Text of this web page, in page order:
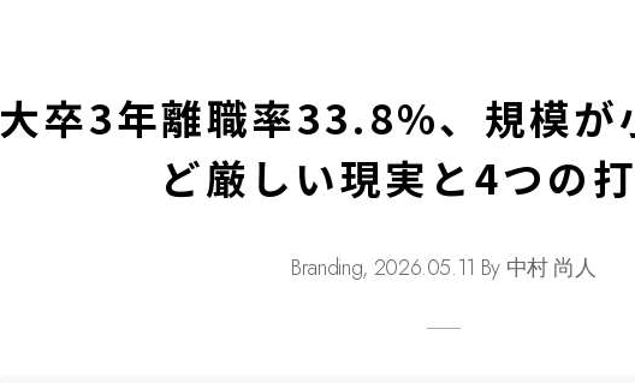
大卒3年離職率33.8%、規模が
ど厳しい現実と4つの
Branding, 2026.05.11 By 中村 尚人